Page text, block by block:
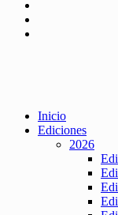
Inicio
Ediciones
2026